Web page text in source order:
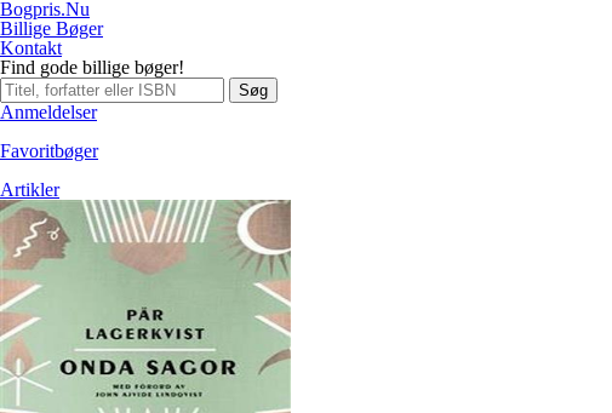
Bogpris.Nu
Billige Bøger
Kontakt
Find gode billige bøger!
Søg
Anmeldelser
Favoritbøger
Artikler